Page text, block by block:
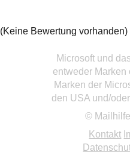
(Keine Bewertung vorhanden)
Microsoft und
entweder Marken
Marken der
den USA und/
©
Kontakt